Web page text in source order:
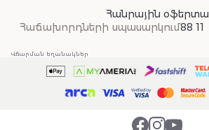
Հանրային օֆերտա
Հաճախորդների սպասարկում88 11
Վճարման եղանակներ